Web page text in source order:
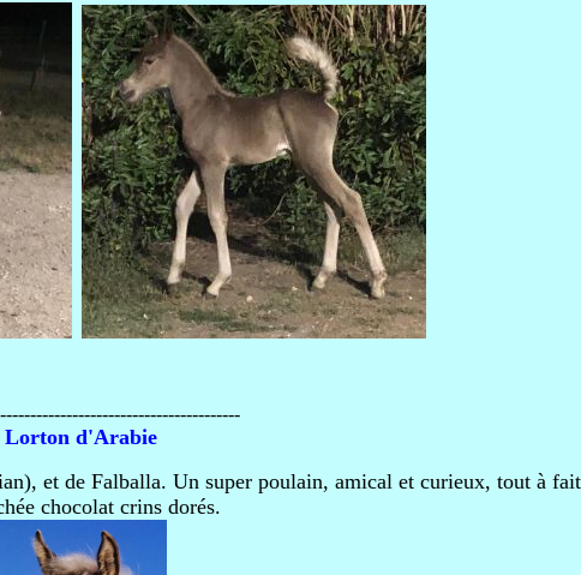
Lorton d'Arabie
et de Falballa. Un super poulain, amical et curieux, tout à
chocolat crins dorés.